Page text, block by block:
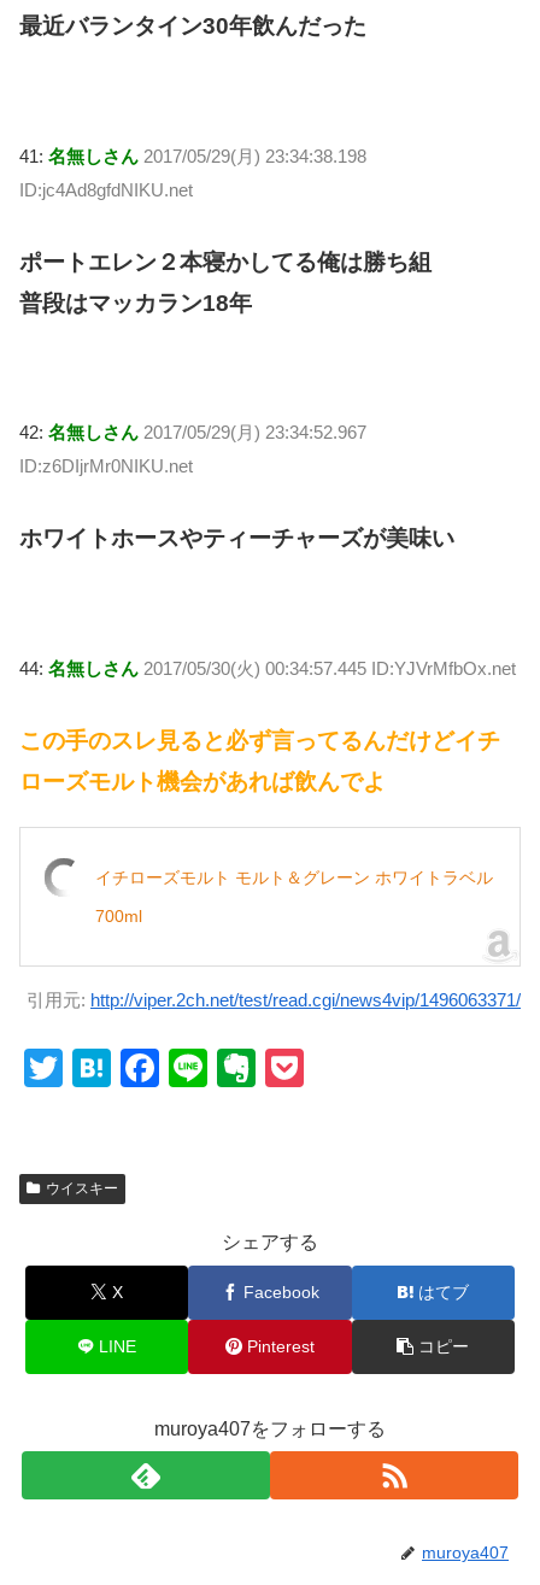
最近バランタイン30年飲んだった
41: 名無しさん 2017/05/29(月) 23:34:38.198
ID:jc4Ad8gfdNIKU.net
ポートエレン２本寝かしてる俺は勝ち組
普段はマッカラン18年
42: 名無しさん 2017/05/29(月) 23:34:52.967
ID:z6DIjrMr0NIKU.net
ホワイトホースやティーチャーズが美味い
44: 名無しさん 2017/05/30(火) 00:34:57.445 ID:YJVrMfbOx.net
この手のスレ見ると必ず言ってるんだけどイチ
ローズモルト機会があれば飲んでよ
イチローズモルト モルト＆グレーン ホワイトラベル
700ml
引用元: http://viper.2ch.net/test/read.cgi/news4vip/1496063371/
T
er
H
n
F
o
Li
E
e
ウイスキー
シェアする
X Facebook はてブ
LINE Pinterest コピー
muroya407をフォローする
muroya407